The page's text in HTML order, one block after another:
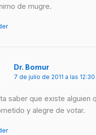
de mugre.
Dr. Bomur
7 de julio de 2011 a las 12:30
saber que existe alguien
y alegre de votar.